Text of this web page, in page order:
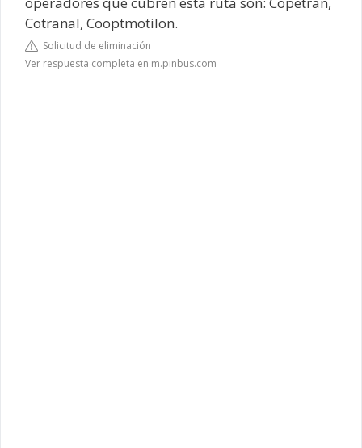
Cotranal, Cooptmotilon.
Solicitud de eliminación
Ver respuesta completa en m.pinbus.com